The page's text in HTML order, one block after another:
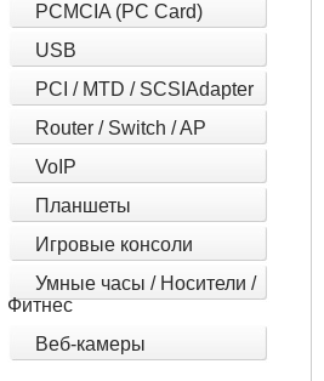
PCMCIA (PC Card)
USB
PCI / MTD / SCSIAdapter
Router / Switch / AP
VoIP
Планшеты
Игровые консоли
Умные часы / Носители /
Фитнес
Веб-камеры